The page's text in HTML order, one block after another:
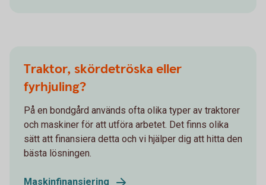
Traktor, skördetröska eller
fyrhjuling?
På en bondgård används ofta olika typer av traktorer
och maskiner för att utföra arbetet. Det finns olika
sätt att finansiera detta och vi hjälper dig att hitta den
bästa lösningen.
Maskinfinansiering